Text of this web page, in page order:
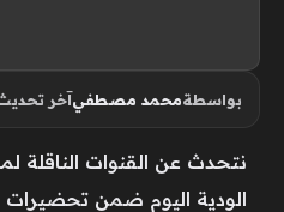
بواسطةمحمد مصطفيآخر
نتحدث عن القنوات الناقلة